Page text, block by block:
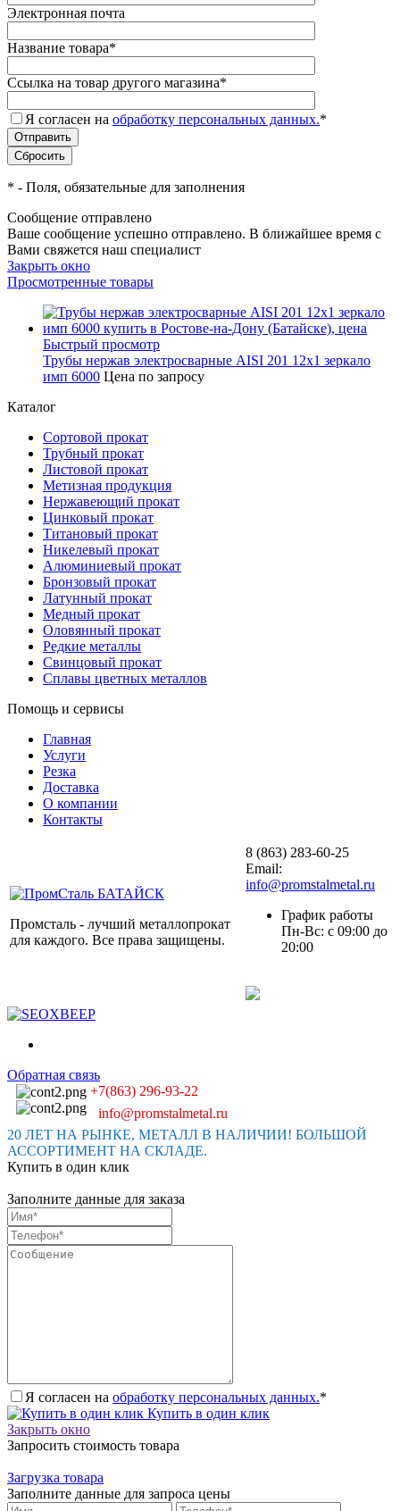
Электронная почта
Название товара*
Ссылка на товар другого магазина*
Я согласен на обработку персональных данных.*
* - Поля, обязательные для заполнения
Сообщение отправлено
Ваше сообщение успешно отправлено. В ближайшее время с
Вами свяжется наш специалист
Закрыть окно
Просмотренные товары
Быстрый просмотр
Трубы нержав электросварные AISI 201 12x1 зеркало
имп 6000 Цена по запросу
Каталог
Сортовой прокат
Трубный прокат
Листовой прокат
Метизная продукция
Нержавеющий прокат
Цинковый прокат
Титановый прокат
Никелевый прокат
Алюминиевый прокат
Бронзовый прокат
Латунный прокат
Медный прокат
Оловянный прокат
Редкие металлы
Свинцовый прокат
Сплавы цветных металлов
Помощь и сервисы
Главная
Услуги
Резка
Доставка
О компании
Контакты
Промсталь - лучший металлопрокат
для каждого. Все права защищены.
8 (863) 283-60-25
Email:
info@promstalmetal.ru
График работы
Пн-Вс: с 09:00 до
20:00
Обратная связь
+7(863) 296-93-22
info@promstalmetal.ru
20 ЛЕТ НА РЫНКЕ, МЕТАЛЛ В НАЛИЧИИ! БОЛЬШОЙ
АССОРТИМЕНТ НА СКЛАДЕ.
Купить в один клик
Заполните данные для заказа
Я согласен на обработку персональных данных.*
Купить в один клик
Закрыть окно
Запросить стоимость товара
Загрузка товара
Заполните данные для запроса цены